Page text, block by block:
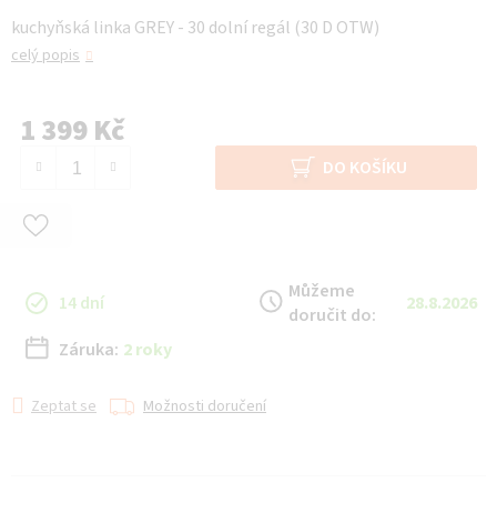
kuchyňská linka GREY - 30 dolní regál (30 D OTW)
celý popis
1 399 Kč
DO KOŠÍKU
14 dní
Můžeme
doručit do:
28.8.2026
Záruka: 2 roky
Zeptat se Možnosti doručení